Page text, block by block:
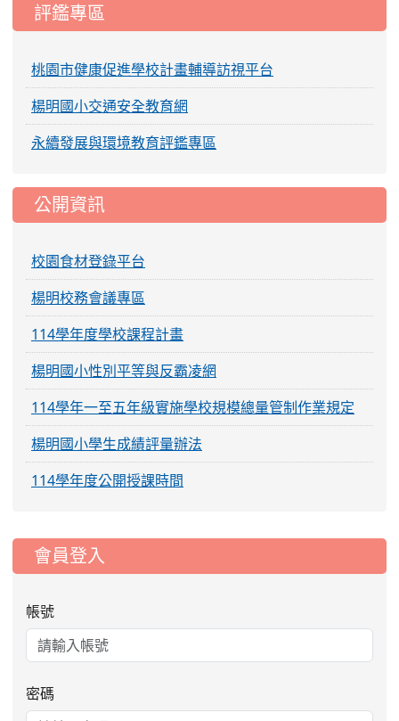
評鑑專區
桃園市健康促進學校計畫輔導訪視平台
楊明國小交通安全教育網
永續發展與環境教育評鑑專區
公開資訊
校園食材登錄平台
楊明校務會議專區
114學年度學校課程計畫
楊明國小性別平等與反霸凌網
114學年一至五年級實施學校規模總量管制作業規定
楊明國小學生成績評量辦法
114學年度公開授課時間
::: 會員登入
帳號
密碼